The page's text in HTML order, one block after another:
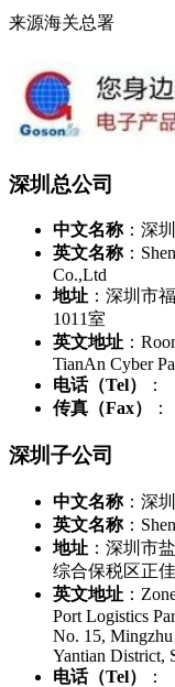
来源海关总署
深圳总公司
中文名称：深
英文名称：
Co.,Ltd
地址 ：深圳市
1011室
英文地址 ：
TianAn Cyber
电话（Tel）
：
传真（Fax）
深圳子公司
中文名称：深
英文名称：
地址 ：深圳市
综合保税区正
英文地址 ：
Port Logistics
No. 15, Mingzhu
Yantian District,
电话（Tel）
：